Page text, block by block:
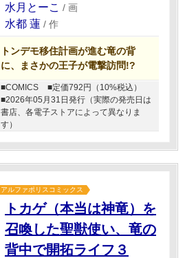
水月とーこ / 画
水都 蓮 / 作
トンデモ移住計画が進む竜の背
に、まさかの王子が電撃訪問!?
■COMICS
■定価792円（10%税込）
■2026年05月31日発行（実際の発売日は
書店、各電子ストアによって異なりま
す）
アルファポリスコミックス
トカゲ（本当は神竜）を
召喚した聖獣使い、竜の
背中で開拓ライフ３